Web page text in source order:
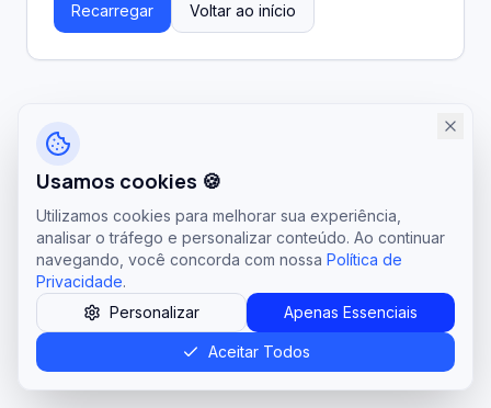
Recarregar Voltar ao início
Usamos cookies 🍪
Utilizamos cookies para melhorar sua experiência,
analisar o tráfego e personalizar conteúdo. Ao continuar
navegando, você concorda com nossa Política de
Privacidade.
Personalizar
Apenas Essenciais
Aceitar Todos